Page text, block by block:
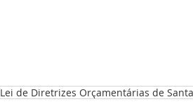
Lei de Diretrizes Orçamentárias de